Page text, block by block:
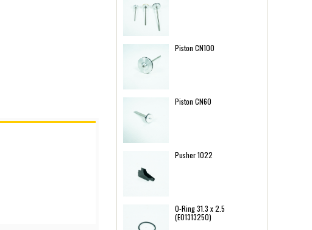
Piston CN100
Piston CN60
Pusher 1022
O-Ring 31.3 x 2.5
(E01313250)